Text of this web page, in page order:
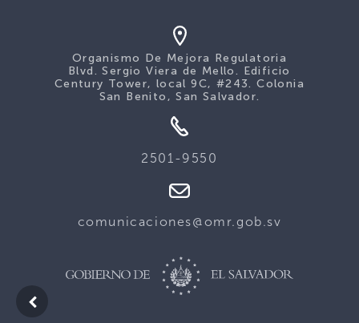
Organismo De Mejora Regulatoria
Blvd. Sergio Viera de Mello. Edificio
Century Tower, local 9C, #243. Colonia
San Benito, San Salvador.
2501-9550
comunicaciones@omr.gob.sv